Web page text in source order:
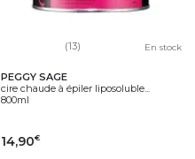
(13) En stock
PEGGY SAGE
cire chaude à épiler liposoluble...
800ml
14,90€